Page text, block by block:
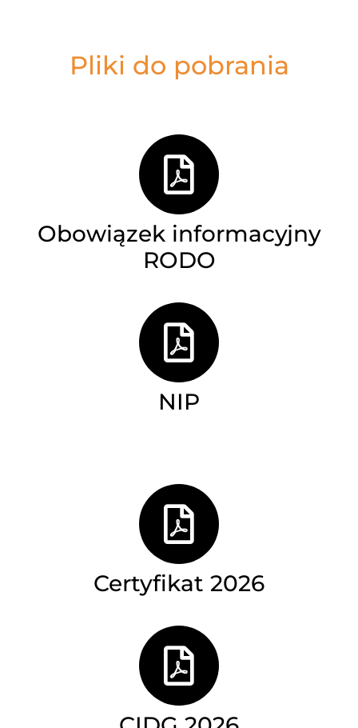
Pliki do pobrania
Obowiązek informacyjny
RODO
NIP
Certyfikat 2026